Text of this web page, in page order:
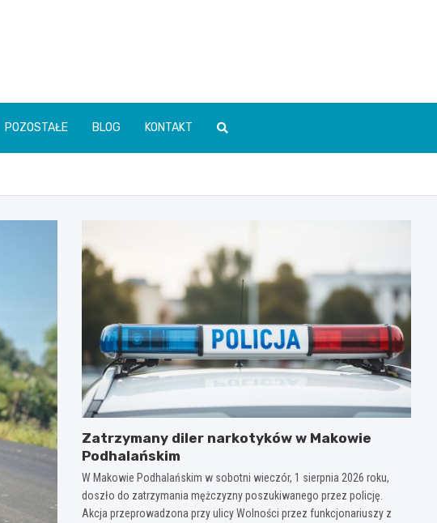
POZOSTAŁE BLOG KONTAKT
Zatrzymany diler narkotyków w Makowie
Podhalańskim
W Makowie Podhalańskim w sobotni wieczór, 1 sierpnia 2026 roku,
doszło do zatrzymania mężczyzny poszukiwanego przez policję.
Akcja przeprowadzona przy ulicy Wolności przez funkcjonariuszy z